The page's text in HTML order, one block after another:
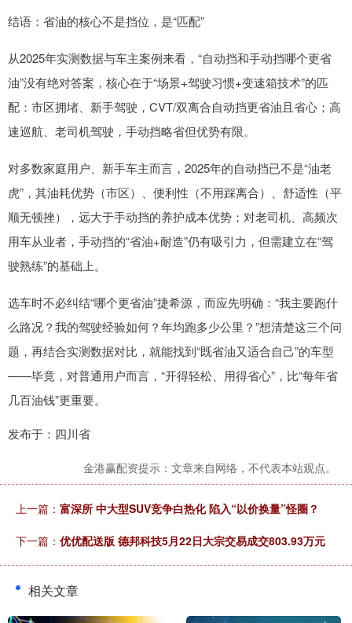
结语：省油的核心不是挡位，是“匹配”
从2025年实测数据与车主案例来看，“自动挡和手动挡哪个更省
油”没有绝对答案，核心在于“场景+驾驶习惯+变速箱技术”的匹
配：市区拥堵、新手驾驶，CVT/双离合自动挡更省油且省心；高
速巡航、老司机驾驶，手动挡略省但优势有限。
对多数家庭用户、新手车主而言，2025年的自动挡已不是“油老
虎”，其油耗优势（市区）、便利性（不用踩离合）、舒适性（平
顺无顿挫），远大于手动挡的养护成本优势；对老司机、高频次
用车从业者，手动挡的“省油+耐造”仍有吸引力，但需建立在“驾
驶熟练”的基础上。
选车时不必纠结“哪个更省油”捷希源，而应先明确：“我主要跑什
么路况？我的驾驶经验如何？年均跑多少公里？”想清楚这三个问
题，再结合实测数据对比，就能找到“既省油又适合自己”的车型
——毕竟，对普通用户而言，“开得轻松、用得省心”，比“每年省
几百油钱”更重要。
发布于：四川省
金港赢配资提示：文章来自网络，不代表本站观点。
上一篇： 富深所 中大型SUV竞争白热化 陷入“以价换量”怪圈？
下一篇： 优优配送版 德邦科技5月22日大宗交易成交803.93万元
相关文章